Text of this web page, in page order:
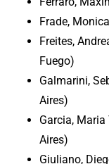
Frade,
Freites,
Fuego)
Galmarini,
Aires)
Garcia,
Aires)
Giuliano,